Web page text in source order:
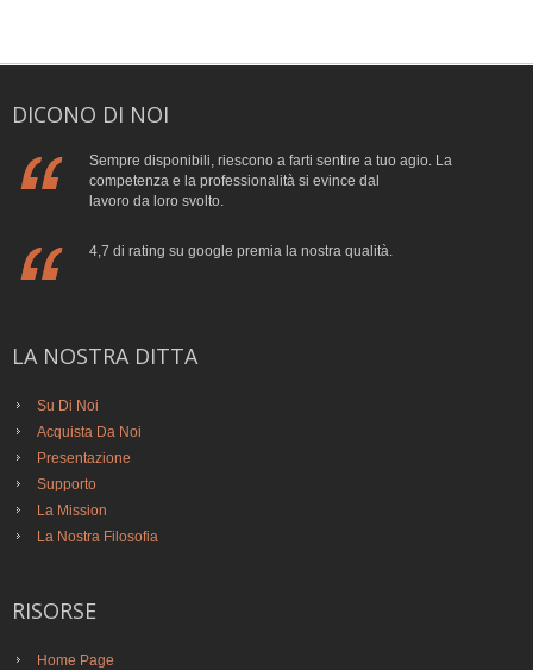
DICONO DI NOI
Sempre disponibili, riescono a farti sentire a tuo agio. La
competenza e la professionalità si evince dal
lavoro da loro svolto.
4,7 di rating su google premia la nostra qualità.
LA NOSTRA DITTA
Su Di Noi
Acquista Da Noi
Presentazione
Supporto
La Mission
La Nostra Filosofia
RISORSE
Home Page